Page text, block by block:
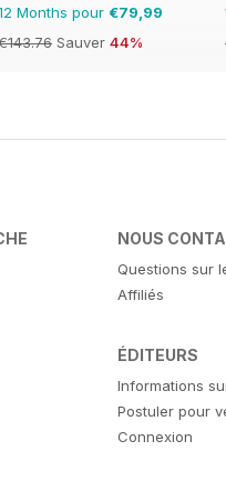
Months pour €79,99
Sauver 44%
NOUS
Questions sur
Affiliés
ÉDITEURS
Informations
Postuler pour
Connexion